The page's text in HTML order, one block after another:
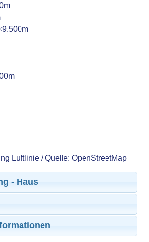
Luftlinie / Quelle: OpenStreetMap
- Haus